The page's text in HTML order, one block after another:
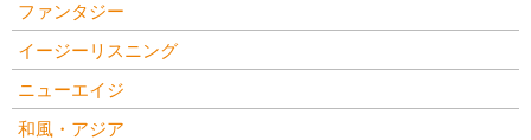
ファンタジー
イージーリスニング
ニューエイジ
和風・アジア